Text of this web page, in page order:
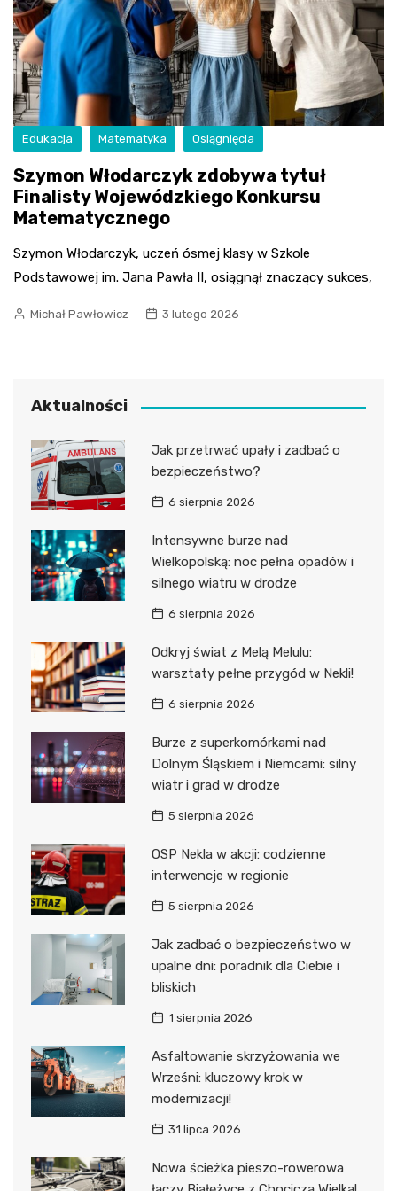
Edukacja Matematyka Osiągnięcia
Szymon Włodarczyk zdobywa tytuł
Finalisty Wojewódzkiego Konkursu
Matematycznego
Szymon Włodarczyk, uczeń ósmej klasy w Szkole
Podstawowej im. Jana Pawła II, osiągnął znaczący sukces,
Michał Pawłowicz 3 lutego 2026
Aktualności
Jak przetrwać upały i zadbać o
bezpieczeństwo?
6 sierpnia 2026
Intensywne burze nad
Wielkopolską: noc pełna opadów i
silnego wiatru w drodze
6 sierpnia 2026
Odkryj świat z Melą Melulu:
warsztaty pełne przygód w Nekli!
6 sierpnia 2026
Burze z superkomórkami nad
Dolnym Śląskiem i Niemcami: silny
wiatr i grad w drodze
5 sierpnia 2026
OSP Nekla w akcji: codzienne
interwencje w regionie
5 sierpnia 2026
Jak zadbać o bezpieczeństwo w
upalne dni: poradnik dla Ciebie i
bliskich
1 sierpnia 2026
Asfaltowanie skrzyżowania we
Wrześni: kluczowy krok w
modernizacji!
31 lipca 2026
Nowa ścieżka pieszo-rowerowa